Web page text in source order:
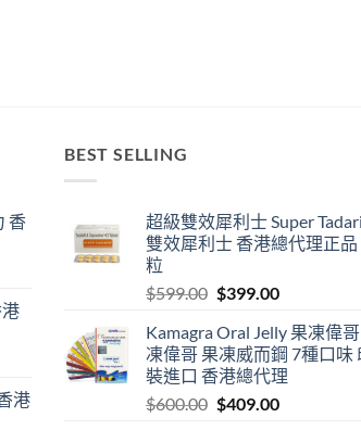
香
港
BEST SELLING
超級雙效犀利士 Super
雙效犀利士 香港總代理正
粒
$599.00 Original
was:
$599.00.
$399.00Current
is:
$399.00.
Kamagra Oral Jelly 果凍偉
凍偉哥 果凍威而鋼 7種口味
裝進口 香港總代理
$600.00 Original
$409.00Current